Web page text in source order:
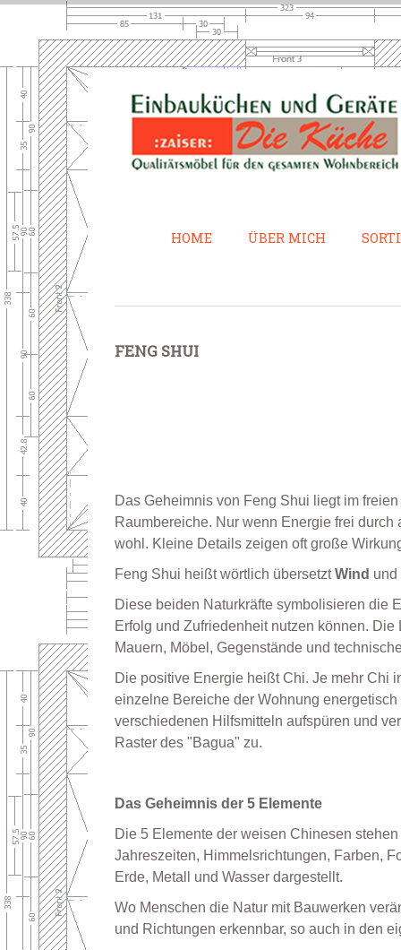
HOME ÜBER MICH
FENG SHUI
Das Geheimnis von Feng Shui liegt im
Raumbereiche. Nur wenn Energie frei
wohl. Kleine Details zeigen oft große
Feng Shui heißt wörtlich übersetztWind und
Diese beiden Naturkräfte symbolisieren die
Erfolg und Zufriedenheit nutzen können.
Mauern, Möbel, Gegenstände und
Die positive Energie heißt Chi. Je mehr Chi
einzelne Bereiche der Wohnung
verschiedenen Hilfsmitteln aufspüren und
Raster des "Bagua" zu.
Das Geheimnis der 5 Elemente
Die 5 Elemente der weisen Chinesen
Jahreszeiten, Himmelsrichtungen, Farben,
Erde, Metall und Wasser dargestellt.
Wo Menschen die Natur mit Bauwerken
und Richtungen erkennbar, so auch in den